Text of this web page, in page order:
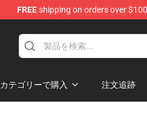
FREEshipping on orders over $100
カテゴリーで購入 注文追跡